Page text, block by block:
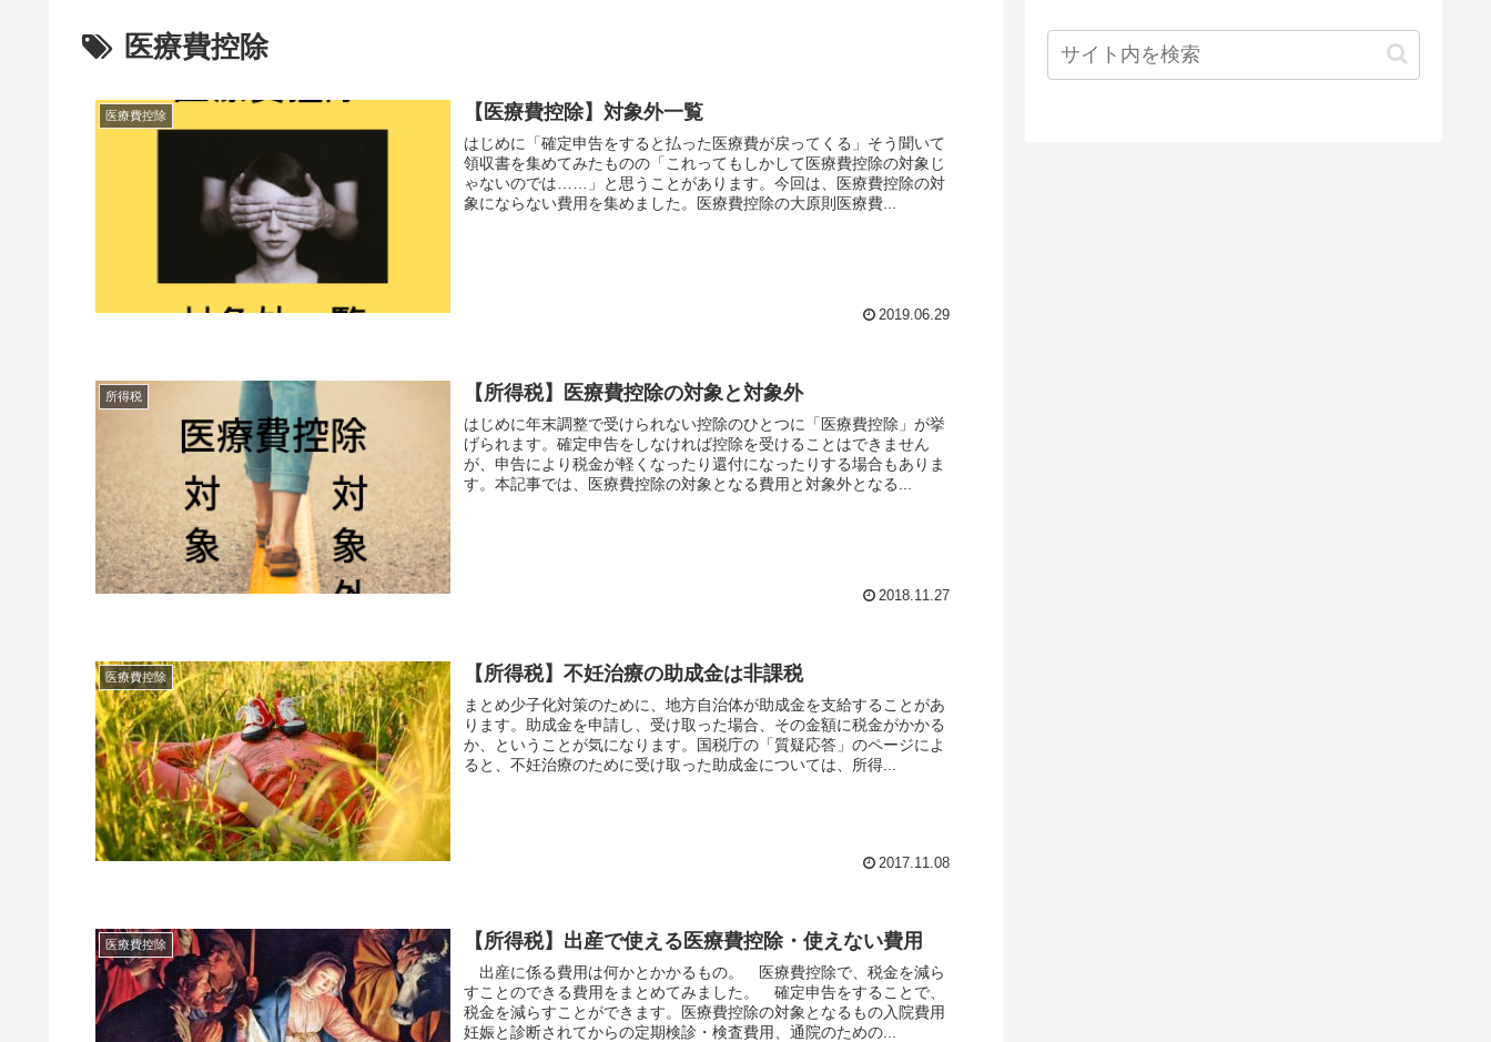
医療費控除
医療費控除 【医療費控除】対象外一覧
はじめに「確定申告をすると払った医療費が戻ってくる」そう聞いて
領収書を集めてみたものの「これってもしかして医療費控除の対象じ
ゃないのでは……」と思うことがあります。今回は、医療費控除の対
象にならない費用を集めました。医療費控除の大原則医療費...
2019.06.29
所得税 【所得税】医療費控除の対象と対象外
はじめに年末調整で受けられない控除のひとつに「医療費控除」が挙
げられます。確定申告をしなければ控除を受けることはできません
が、申告により税金が軽くなったり還付になったりする場合もありま
す。本記事では、医療費控除の対象となる費用と対象外となる...
2018.11.27
医療費控除 【所得税】不妊治療の助成金は非課税
まとめ少子化対策のために、地方自治体が助成金を支給することがあ
ります。助成金を申請し、受け取った場合、その金額に税金がかかる
か、ということが気になります。国税庁の「質疑応答」のページによ
ると、不妊治療のために受け取った助成金については、所得...
2017.11.08
医療費控除 【所得税】出産で使える医療費控除・使えない費用
出産に係る費用は何かとかかるもの。 医療費控除で、税金を減ら
すことのできる費用をまとめてみました。 確定申告をすることで、
税金を減らすことができます。医療費控除の対象となるもの入院費用
妊娠と診断されてからの定期検診・検査費用、通院のための...